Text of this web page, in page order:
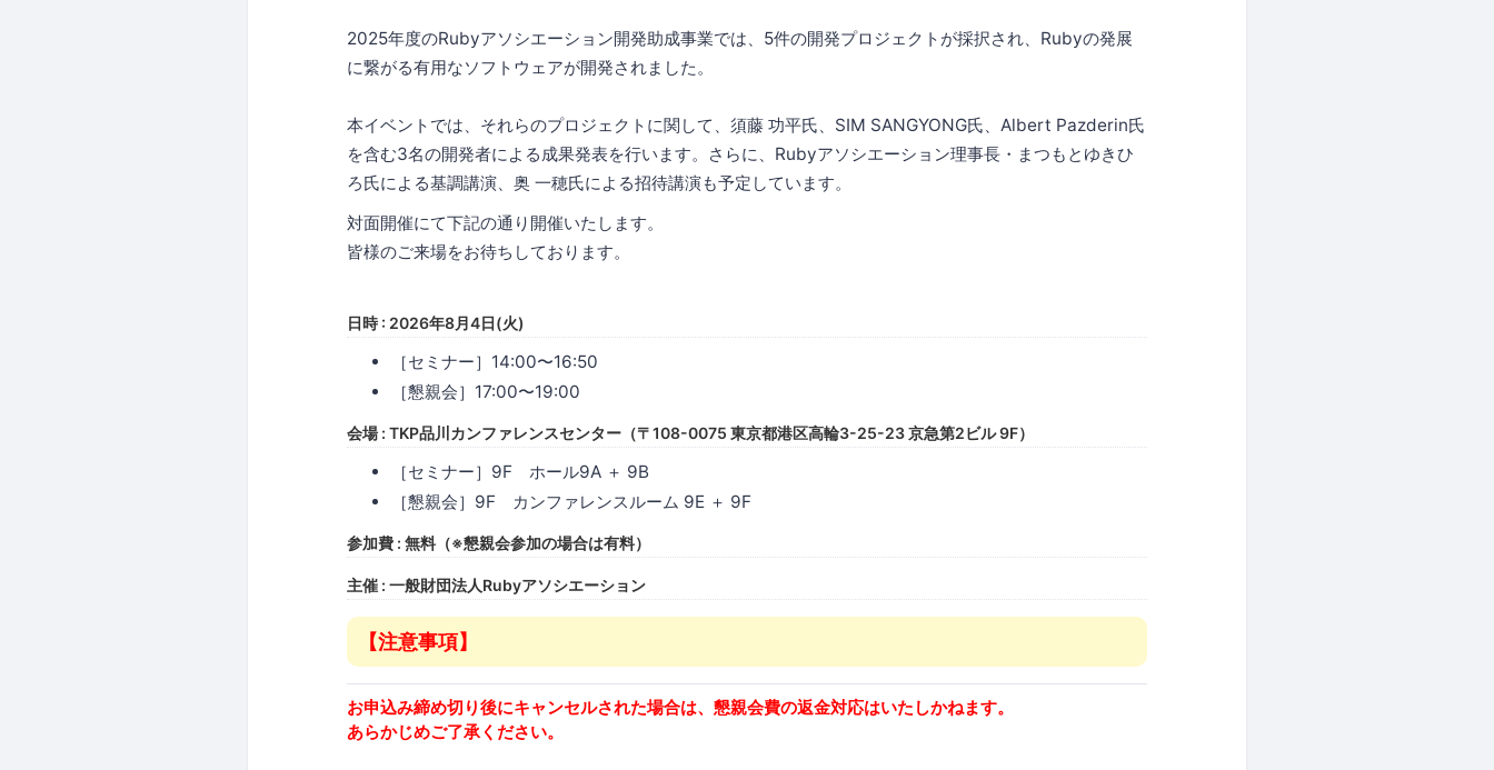
2025年度のRubyアソシエーション開発助成事業では、5件の開発プロジェクトが採択され、Rubyの発展
に繋がる有用なソフトウェアが開発されました。
本イベントでは、それらのプロジェクトに関して、須藤 功平氏、SIM SANGYONG氏、Albert Pazderin氏
を含む3名の開発者による成果発表を行います。さらに、Rubyアソシエーション理事長・まつもとゆきひ
ろ氏による基調講演、奥 一穂氏による招待講演も予定しています。
対面開催にて下記の通り開催いたします。
皆様のご来場をお待ちしております。
日時 : 2026年8月4日(火)
［セミナー］14:00〜16:50
［懇親会］17:00〜19:00
会場 : TKP品川カンファレンスセンター（〒108-0075 東京都港区高輪3-25-23 京急第2ビル 9F）
［セミナー］9F ホール9A ＋ 9B
［懇親会］9F カンファレンスルーム 9E ＋ 9F
参加費 : 無料（※懇親会参加の場合は有料）
主催 : 一般財団法人Rubyアソシエーション
【注意事項】
お申込み締め切り後にキャンセルされた場合は、懇親会費の返金対応はいたしかねます。
あらかじめご了承ください。